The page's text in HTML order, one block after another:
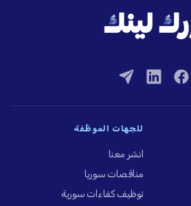
للجهات الموظِّفة
انشر معنا
مناقصات سوريا
توظيف كفاءات سورية